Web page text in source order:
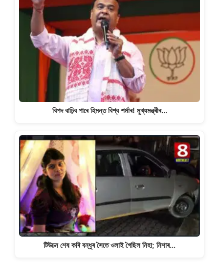
বিপদ বাঢ়িব পাৰে হিমন্ত বিশ্ব শৰ্মাৰ! মুখ্যমন্ত্ৰীৰ…
টিউচন শেষ কৰি বন্ধুৰ সৈতে ওলাই গৈছিল নিহা; নিশাৰ…